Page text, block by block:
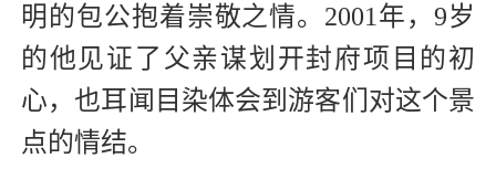
明的包公抱着崇敬之情。2001年，9岁
的他见证了父亲谋划开封府项目的初
心，也耳闻目染体会到游客们对这个景
点的情结。